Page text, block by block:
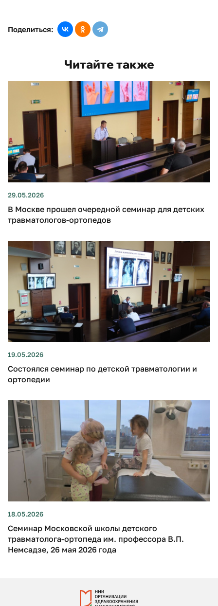
Поделиться:
Читайте также
29.05.2026
В Москве прошел очередной семинар для детских
травматологов-ортопедов
19.05.2026
Состоялся семинар по детской травматологии и
ортопедии
18.05.2026
Семинар Московской школы детского
травматолога-ортопеда им. профессора В.П.
Немсадзе, 26 мая 2026 года